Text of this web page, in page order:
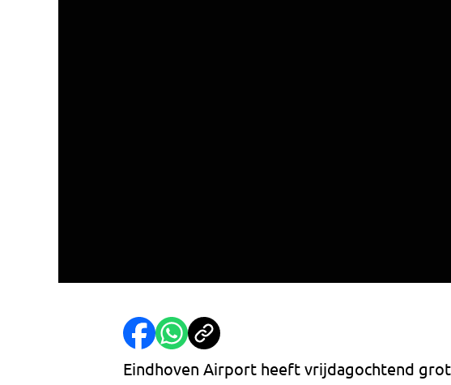
Eindhoven Airport heeft vrijdagochtend